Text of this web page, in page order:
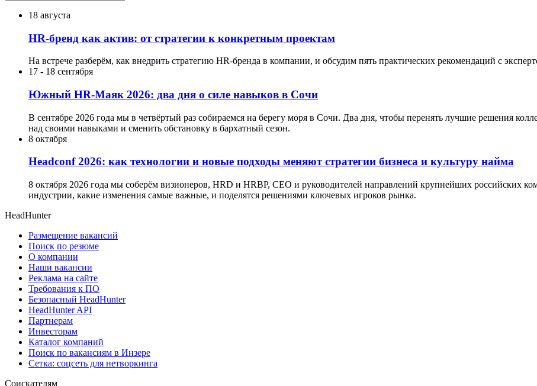
18 августа
HR-бренд как актив: от стратегии к конкретным проектам
На встрече разберём, как внедрить стратегию HR-бренда в компании, и обсудим пять практических рекомендаций с
17 - 18 сентября
Южный HR-Маяк 2026: два дня о силе навыков в Сочи
В сентябре 2026 года мы в четвёртый раз собираемся на берегу моря в Сочи. Два дня, чтобы перенять лучшие решения
над своими навыками и сменить обстановку в бархатный сезон.
8 октября
Headсonf 2026: как технологии и новые подходы меняют стратегии бизнеса и культуру найма
8 октября 2026 года мы соберём визионеров, HRD и HRBP, СЕО и руководителей направлений крупнейших российских
индустрии, какие изменения самые важные, и поделятся решениями ключевых игроков рынка.
HeadHunter
Размещение вакансий
Поиск по резюме
О компании
Наши вакансии
Реклама на сайте
Требования к ПО
Безопасный HeadHunter
HeadHunter API
Партнерам
Инвесторам
Каталог компаний
Поиск по вакансиям в Инзере
Сетка: соцсеть для нетворкинга
Соискателям